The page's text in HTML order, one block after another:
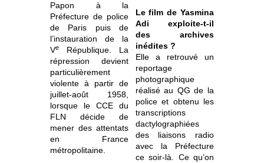
Papon à la
Préfecture de police
de Paris puis de
l’instauration de la
Ve
République. La
répression devient
particulièrement
violente à partir de
juillet-août 1958,
lorsque le CCE du
FLN décide de
mener des attentats
en France
métropolitaine.
Le film de Yasmina
Adi exploite-t-il
des archives
inédites ?
Elle a retrouvé un
reportage
photographique
réalisé au QG de la
police et obtenu les
transcriptions
dactylographiées
des liaisons radio
avec la Préfecture
ce soir-là. Ce qu’on